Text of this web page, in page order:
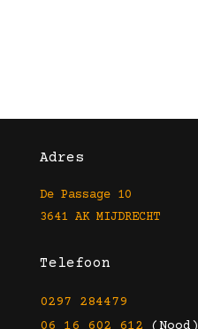
Adres
De Passage 10
3641 AK MIJDRECHT
Telefoon
0297 284479